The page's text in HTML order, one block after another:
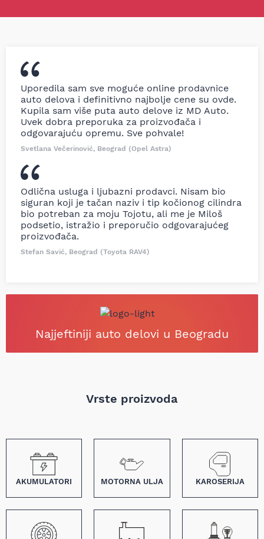
Uporedila sam sve moguće online prodavnice
auto delova i definitivno najbolje cene su ovde.
Kupila sam više puta auto delove iz MD Auto.
Uvek dobra preporuka za proizvođača i
odgovarajuću opremu. Sve pohvale!
Svetlana Večerinović, Beograd (Opel Astra)
Odlična usluga i ljubazni prodavci. Nisam bio
siguran koji je tačan naziv i tip kočionog cilindra
bio potreban za moju Tojotu, ali me je Miloš
podsetio, istražio i preporučio odgovarajućeg
proizvođača.
Stefan Savić, Beograd (Toyota RAV4)
Najjeftiniji auto delovi u Beogradu
Vrste proizvoda
AKUMULATORI MOTORNA ULJA KAROSERIJA